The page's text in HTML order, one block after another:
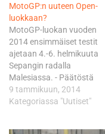
MotoGP:n uuteen Open-
luokkaan?
MotoGP-luokan vuoden
2014 ensimmäiset testit
ajetaan 4.-6. helmikuuta
Sepangin radalla
Malesiassa. - Päätöstä
kaikkien Ducati-pyörien
luokittelemisesta Openiin ei
9 tammikuun, 2014
Kategoriassa "Uutiset"